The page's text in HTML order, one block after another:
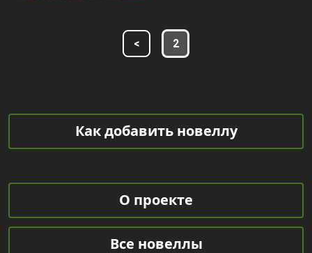
< 2
Как добавить новеллу
О проекте
Все новеллы